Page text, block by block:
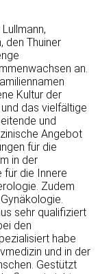
den Thuiner
an.
Kultur der
das vielfältige
und
Angebot
für die
in der
für die Innere
Zudem
sehr qualifiziert
den
habe
und in der
Gestützt